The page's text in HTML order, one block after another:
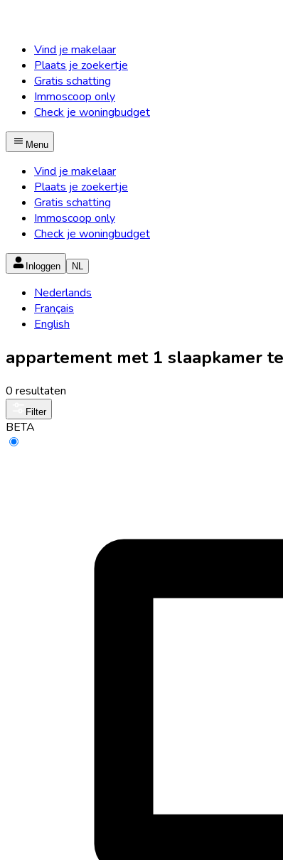
Vind je makelaar
Plaats je zoekertje
Gratis schatting
Immoscoop only
Check je woningbudget
Menu
Vind je makelaar
Plaats je zoekertje
Gratis schatting
Immoscoop only
Check je woningbudget
Inloggen NL
Nederlands
Français
English
appartement met 1 slaapkamer
0 resultaten
Filter
BETA